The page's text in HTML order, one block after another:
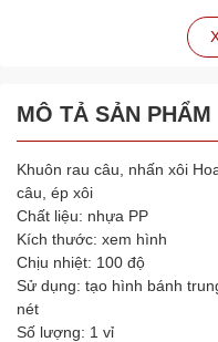
MÔ TẢ SẢN PHẨM
Khuôn rau câu, nhấn xôi
câu, ép xôi
Chất liệu: nhựa PP
Kích thước: xem hình
Chịu nhiệt: 100 độ
Sử dụng: tạo hình bánh
nét
Số lượng: 1 vỉ